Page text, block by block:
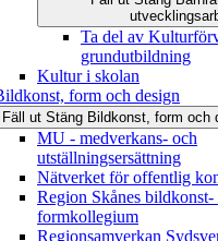
Ta del av
grundutbildning
Kultur i skolan
form och design
Fäll ut Stäng Bildkonst, form och
MU - medverkans- och
utställningsersättning
Nätverket för offentlig
Region Skånes bildkonst-
formkollegium
Regionsamverkan